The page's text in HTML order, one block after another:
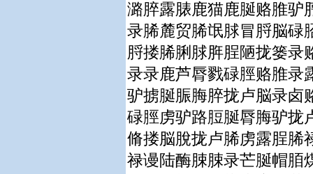
潞脺露脿鹿猫鹿脠赂脽驴
录脪麓贸脪氓脙冒脟脳碌
脟搂脪脷脙脌脭陋拢篓录
录录鹿芦脣戮碌脛赂脽录
驴掳脠脤脢脺拢卢脳录卤
碌脛虏驴路脰脠脣脢驴拢
脩搂脳脫拢卢脪虏露脭脪
禄谩陆酶脨脨录芒脠帽脜